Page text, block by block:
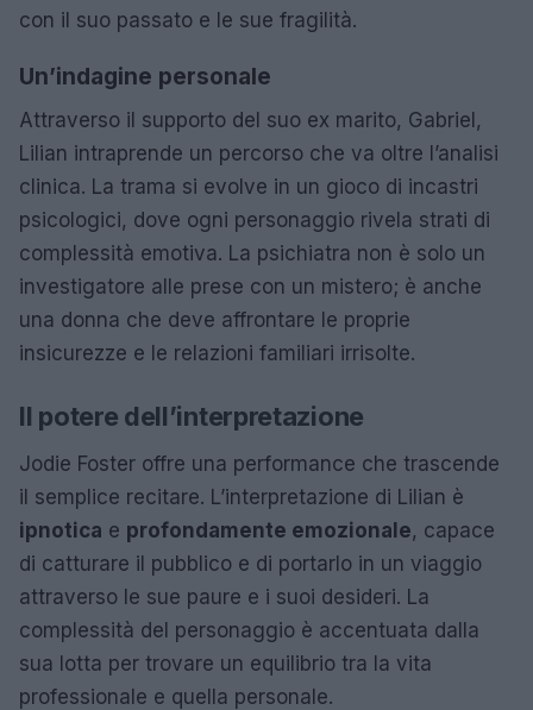
con il suo passato e le sue fragilità.
Un’indagine personale
Attraverso il supporto del suo ex marito, Gabriel,
Lilian intraprende un percorso che va oltre l’analisi
clinica. La trama si evolve in un gioco di incastri
psicologici, dove ogni personaggio rivela strati di
complessità emotiva. La psichiatra non è solo un
investigatore alle prese con un mistero; è anche
una donna che deve affrontare le proprie
insicurezze e le relazioni familiari irrisolte.
Il potere dell’interpretazione
Jodie Foster offre una performance che trascende
il semplice recitare. L’interpretazione di Lilian è
ipnotica e profondamente emozionale, capace
di catturare il pubblico e di portarlo in un viaggio
attraverso le sue paure e i suoi desideri. La
complessità del personaggio è accentuata dalla
sua lotta per trovare un equilibrio tra la vita
professionale e quella personale.